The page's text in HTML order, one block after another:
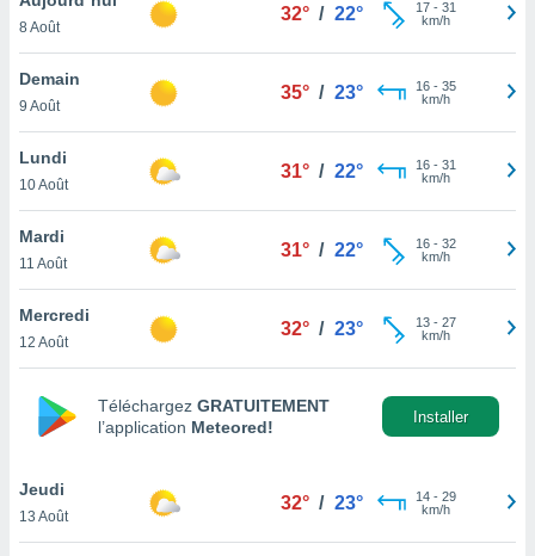
et
»,
au
vous
qu'ils
ou
le
ainsi
un
la
du
8 Août
32° / 22° 17- 31
km/h
Demain
9 Août
35° / 23° 16- 35
km/h
Lundi
10 Août
31° / 22° 16- 31
km/h
Mardi
11 Août
31° / 22° 16- 32
km/h
Mercredi
12 Août
32° / 23° 13- 27
km/h
Téléchargez GRATUITEMENT
l’application Meteored!
Installer
Jeudi
13 Août
32° / 23° 14- 29
km/h